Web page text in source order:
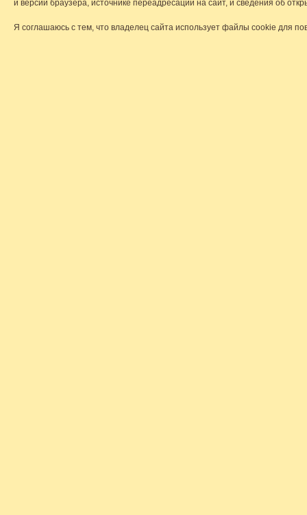
и версии браузера, источнике переадресации на сайт, и сведения об
Я соглашаюсь с тем, что владелец сайта использует файлы cookie для